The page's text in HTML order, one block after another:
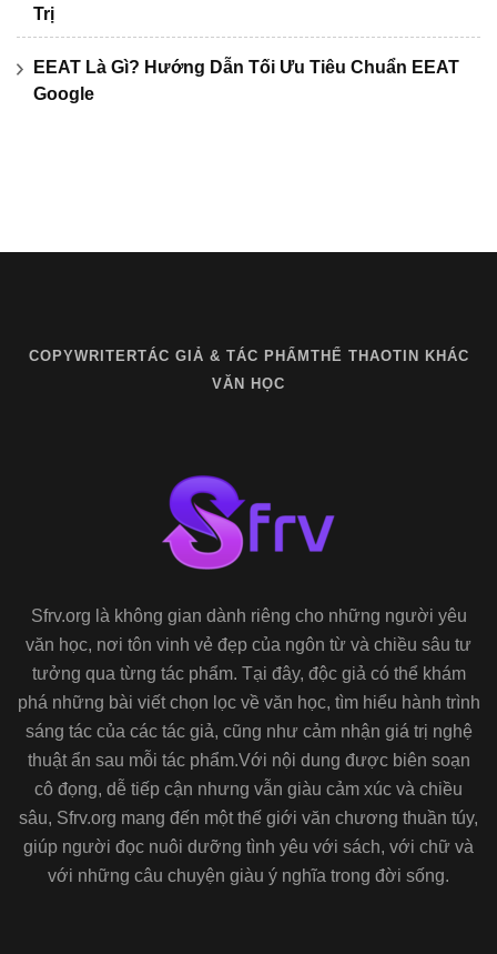
Trị
EEAT Là Gì? Hướng Dẫn Tối Ưu Tiêu Chuẩn EEAT
Google
COPYWRITERTÁC GIẢ & TÁC PHẨM THỂ THAOTIN KHÁC
VĂN HỌC
Sfrv.org là không gian dành riêng cho những người yêu
văn học, nơi tôn vinh vẻ đẹp của ngôn từ và chiều sâu tư
tưởng qua từng tác phẩm. Tại đây, độc giả có thể khám
phá những bài viết chọn lọc về văn học, tìm hiểu hành trình
sáng tác của các tác giả, cũng như cảm nhận giá trị nghệ
thuật ẩn sau mỗi tác phẩm.Với nội dung được biên soạn
cô đọng, dễ tiếp cận nhưng vẫn giàu cảm xúc và chiều
sâu, Sfrv.org mang đến một thế giới văn chương thuần túy,
giúp người đọc nuôi dưỡng tình yêu với sách, với chữ và
với những câu chuyện giàu ý nghĩa trong đời sống.